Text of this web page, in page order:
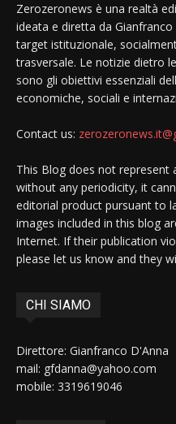
Zerozeronews è una realtà
ideata e diretta da Gianfranco
target istituzionale,
trasversale. Le notizie dietro
sono gli obiettivi essenziali
economiche, sociali e
Contact us:
This Blog does not represent
without any periodicity, it
editorial product pursuant to
images included in this blog
Internet. If their publication
please let us know and they
CHI SIAMO
Direttore: Gianfranco D'Anna
mail: gfdanna@yahoo.com
mobile: 3319619046